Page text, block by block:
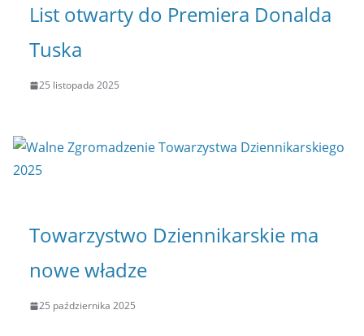
List otwarty do Premiera Donalda
Tuska
25 listopada 2025
Towarzystwo Dziennikarskie ma
nowe władze
25 października 2025